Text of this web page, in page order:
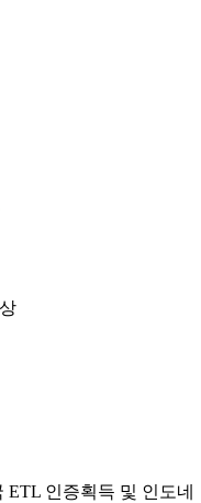
인증획득 및 인도네